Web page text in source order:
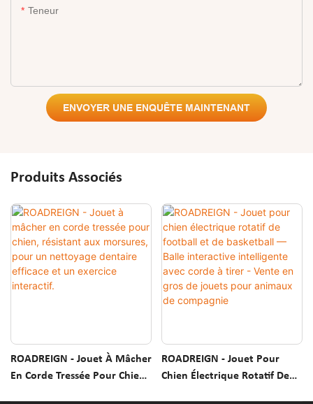
Teneur
ENVOYER UNE ENQUÊTE MAINTENANT
Produits Associés
ROADREIGN - Jouet À Mâcher
En Corde Tressée Pour Chien,
ROADREIGN - Jouet Pour
Chien Électrique Rotatif De